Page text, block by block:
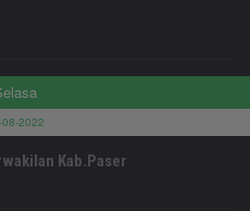
2022
Kab.Paser